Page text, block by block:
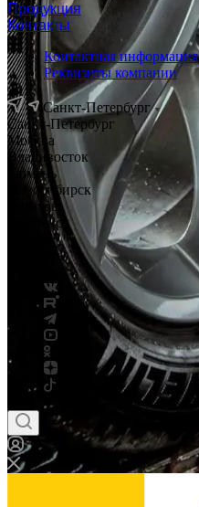
Продукция
Контакты
Контактная информация
Реквизиты компании
Санкт-Петербург
Санкт-Петербург
Москва
Владивосток
Тюмень
Новосибирск
Саратов
Смоленск
Беларусь